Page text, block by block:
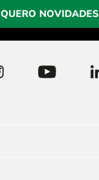
QUERO NOVIDADES